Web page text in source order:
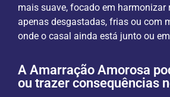
mais suave, focado em harmonizar
apenas desgastadas, frias ou com
onde o casal ainda está junto ou
A Amarração Amorosa
ou trazer consequências